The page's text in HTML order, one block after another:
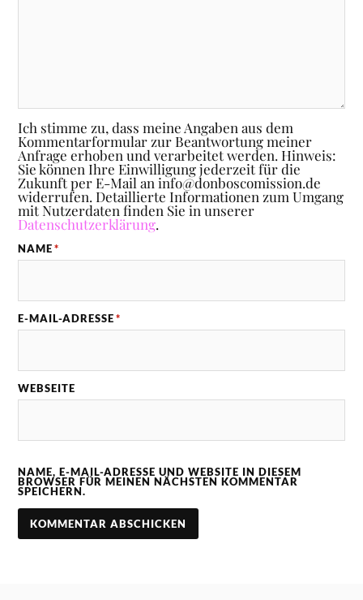
Ich stimme zu, dass meine Angaben aus dem
Kommentarformular zur Beantwortung meiner
Anfrage erhoben und verarbeitet werden. Hinweis:
Sie können Ihre Einwilligung jederzeit für die
Zukunft per E-Mail an info@donboscomission.de
widerrufen. Detaillierte Informationen zum Umgang
mit Nutzerdaten finden Sie in unserer
Datenschutzerklärung.
NAME *
E-MAIL-ADRESSE *
WEBSEITE
NAME, E-MAIL-ADRESSE UND WEBSITE IN DIESEM
BROWSER FÜR MEINEN NÄCHSTEN KOMMENTAR
SPEICHERN.